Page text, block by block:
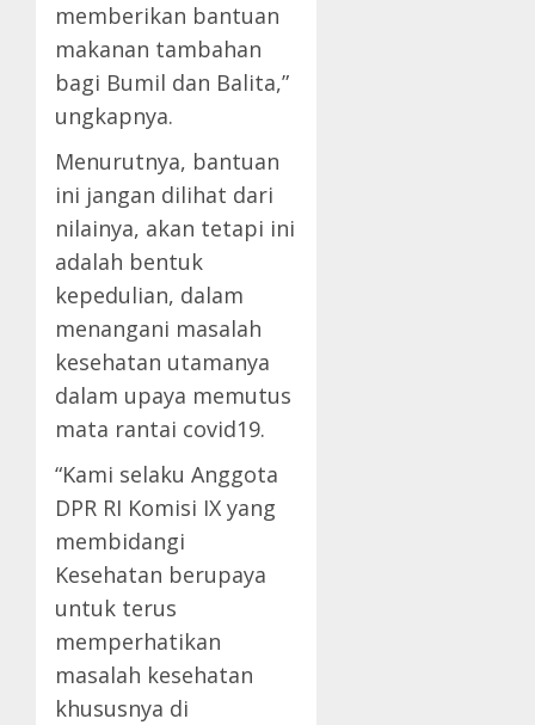
memberikan bantuan
makanan tambahan
bagi Bumil dan Balita,”
ungkapnya.
Menurutnya, bantuan
ini jangan dilihat dari
nilainya, akan tetapi ini
adalah bentuk
kepedulian, dalam
menangani masalah
kesehatan utamanya
dalam upaya memutus
mata rantai covid19.
“Kami selaku Anggota
DPR RI Komisi IX yang
membidangi
Kesehatan berupaya
untuk terus
memperhatikan
masalah kesehatan
khususnya di